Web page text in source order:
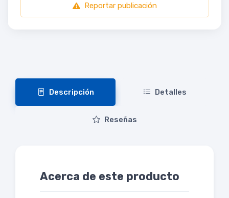
Reportar publicación
Descripción Detalles
Reseñas
Acerca de este producto